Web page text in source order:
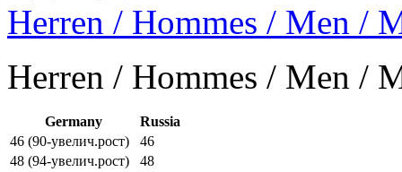
Herren / Hommes / Men /
Herren / Hommes / Men /
Germany
Russia
46 (90-увелич.рост)
46
48 (94-увелич.рост)
48